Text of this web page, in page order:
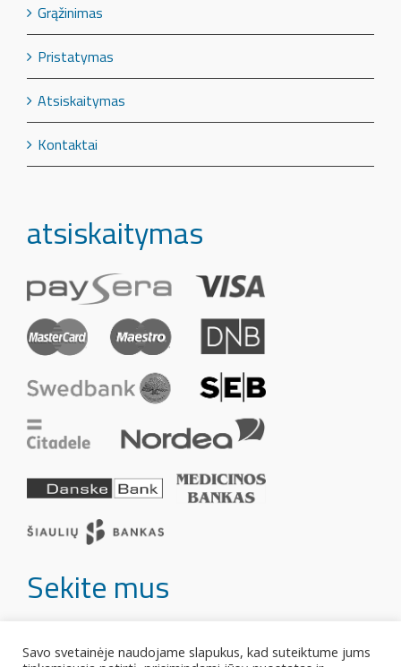
Grąžinimas
Pristatymas
Atsiskaitymas
Kontaktai
atsiskaitymas
Sekite mus
Savo svetainėje naudojame slapukus, kad suteiktume jums